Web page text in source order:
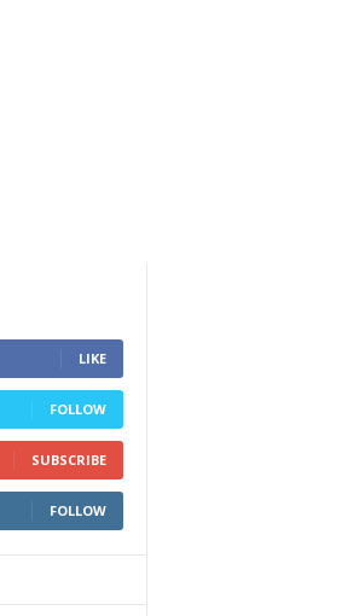
LIKE
FOLLOW
SUBSCRIBE
FOLLOW